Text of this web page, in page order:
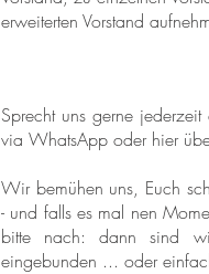
erweiterten Vorstand
Sprecht uns gerne
via WhatsApp oder hier
Wir bemühen uns, Euch
- und falls es mal nen
bitte nach: dann sind
eingebunden ... oder